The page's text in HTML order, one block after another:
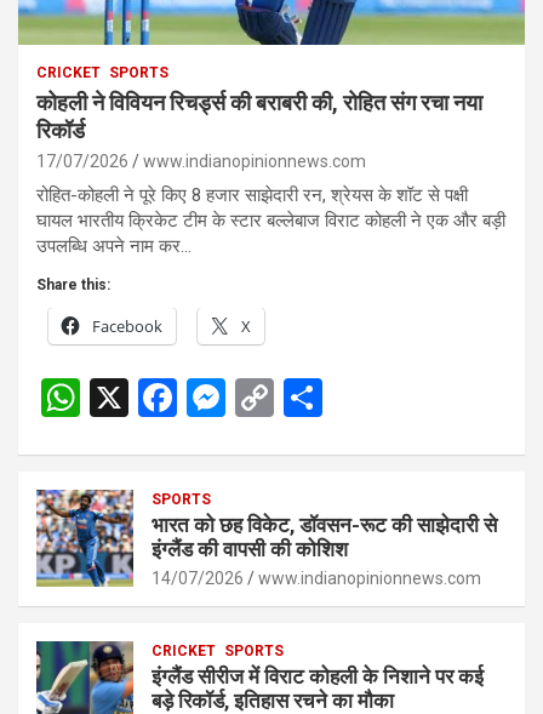
CRICKET SPORTS
कोहली ने विवियन रिचर्ड्स की बराबरी की, रोहित संग रचा नया
रिकॉर्ड
17/07/2026 www.indianopinionnews.com
रोहित-कोहली ने पूरे किए 8 हजार साझेदारी रन, श्रेयस के शॉट से पक्षी
घायल भारतीय क्रिकेट टीम के स्टार बल्लेबाज विराट कोहली ने एक और बड़ी
उपलब्धि अपने नाम कर…
Share this:
Facebook X
W
s
A
p
p
X
F
b
o
o
M
n
g
er
C
Li
n
k
e
SPORTS
भारत को छह विकेट, डॉवसन-रूट की साझेदारी से
इंग्लैंड की वापसी की कोशिश
14/07/2026 www.indianopinionnews.com
CRICKET SPORTS
इंग्लैंड सीरीज में विराट कोहली के निशाने पर कई
बड़े रिकॉर्ड, इतिहास रचने का मौका